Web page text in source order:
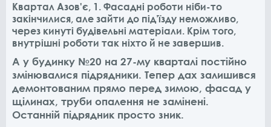
Квартал Азов'є, 1. Фасадні роботи ніби-то
закінчилися, але зайти до під’їзду неможливо,
через кинуті будівельні матеріали. Крім того,
внутрішні роботи так ніхто й не завершив.
А у будинку №20 на 27-му кварталі постійно
змінювалися підрядники. Тепер дах залишився
демонтованим прямо перед зимою, фасад у
щілинах, труби опалення не замінені.
Останній підрядник просто зник.